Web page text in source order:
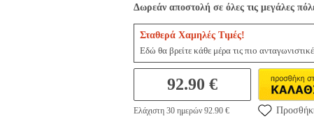
Δωρεάν αποστολή σε όλες τις μεγάλες
Σταθερά Χαμηλές Τιμές!
Εδώ θα βρείτε κάθε μέρα τις πιο
92.90 €
Ελάχιστη 30 ημερών 92.90 €